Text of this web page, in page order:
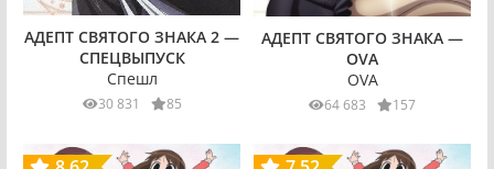
АДЕПТ СВЯТОГО ЗНАКА 2 —
СПЕЦВЫПУСК
Спешл
30 831 85
АДЕПТ СВЯТОГО ЗНАКА —
OVA
OVA
64 683 157